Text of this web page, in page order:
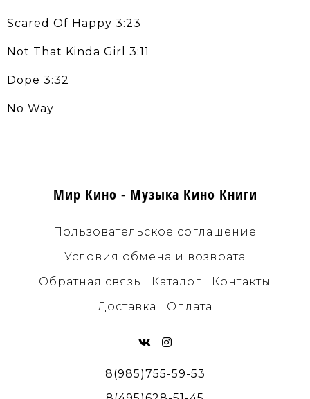
Scared Of Happy 3:23
Not That Kinda Girl 3:11
Dope 3:32
No Way
Мир Кино - Музыка Кино Книги
Пользовательское соглашение
Условия обмена и возврата
Обратная связь
Каталог
Контакты
Доставка
Оплата
8(985)755-59-53